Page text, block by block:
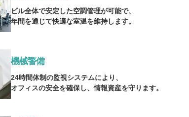
ビル全体で安定した空調管理が可能で、
年間を通じて快適な室温を維持します。
機械警備
24時間体制の監視システムにより、
オフィスの安全を確保し、情報資産を守ります。